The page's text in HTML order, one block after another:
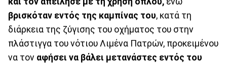
βρισκόταν εντός της καμπίνας του, κατά τη
διάρκεια της ζύγισης του οχήματος του στην
πλάστιγγα του νότιου Λιμένα Πατρών, προκειμένου
να τον αφήσει να βάλει μετανάστες εντός του